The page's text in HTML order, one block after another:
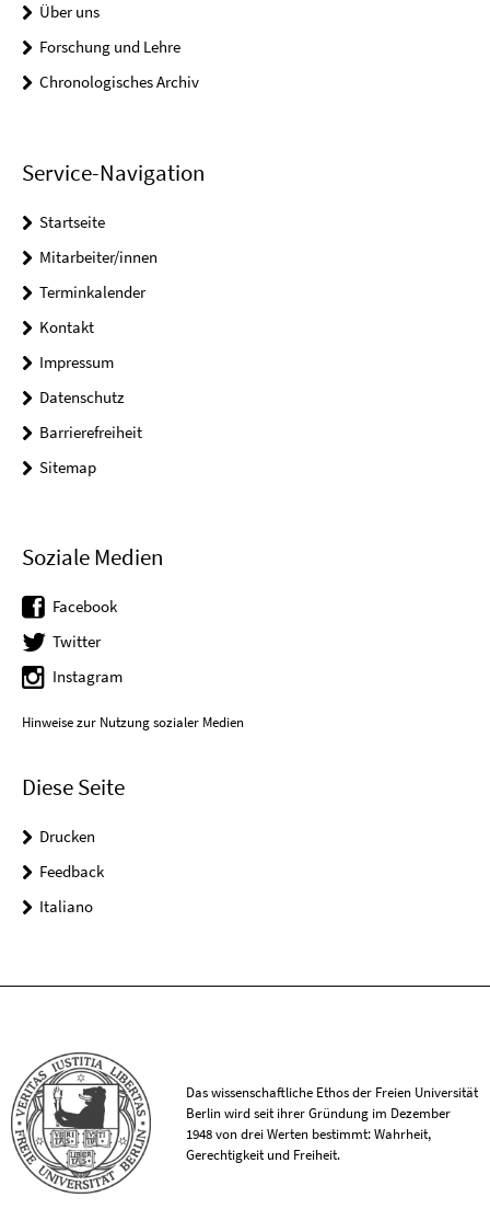
Über uns
Forschung und Lehre
Chronologisches Archiv
Service-Navigation
Startseite
Mitarbeiter/innen
Terminkalender
Kontakt
Impressum
Datenschutz
Barrierefreiheit
Sitemap
Soziale Medien
Facebook
Twitter
Instagram
Hinweise zur Nutzung sozialer Medien
Diese Seite
Drucken
Feedback
Italiano
Das wissenschaftliche Ethos der Freien Universität
Berlin wird seit ihrer Gründung im Dezember
1948 von drei Werten bestimmt: Wahrheit,
Gerechtigkeit und Freiheit.